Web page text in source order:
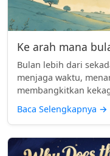
Ke arah mana
Bulan lebih dari
menjaga waktu,
membangkitkan
Baca Selengkapnya →